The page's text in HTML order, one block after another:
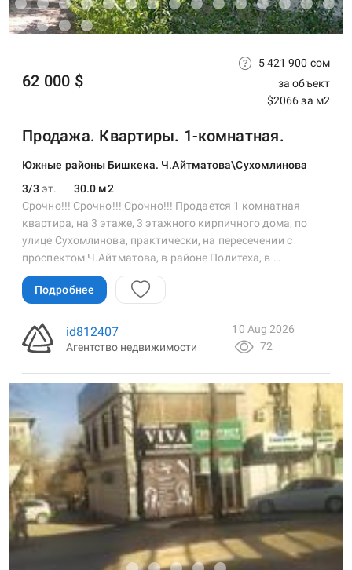
Продажа. Квартиры. 1-комнатная.
Южные районы Бишкека. Ч.Айтматова\Сухомлинова
3/3 эт. 30.0 м2
62 000 $
5 421 900 сом
за объект
$2066 за м2
Срочно!!! Срочно!!! Срочно!!! Продается 1 комнатная
квартира, на 3 этаже, 3 этажного кирпичного дома, по
улице Сухомлинова, практически, на пересечении с
проспектом Ч.Айтматова, в районе Политеха, в …
Подробнее
id812407
Агентство недвижимости
10 Aug 2026
72